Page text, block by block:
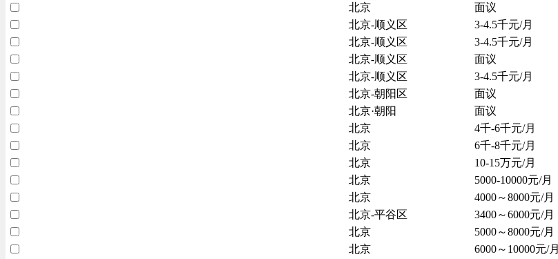
北京
面议
北京-顺义区
3-4.5千元/月
北京-顺义区
3-4.5千元/月
北京-顺义区
面议
北京-顺义区
3-4.5千元/月
北京-朝阳区
面议
北京·朝阳
面议
北京
4千-6千元/月
北京
6千-8千元/月
北京
10-15万元/月
北京
5000-10000元/月
北京
4000～8000元/月
北京-平谷区
3400～6000元/月
北京
5000～8000元/月
北京
6000～10000元/月